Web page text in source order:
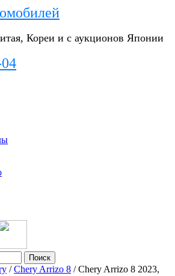
Кореи и с аукционов Японии
Поиск
/Chery Arrizo 8 / Chery Arrizo 8 2023,